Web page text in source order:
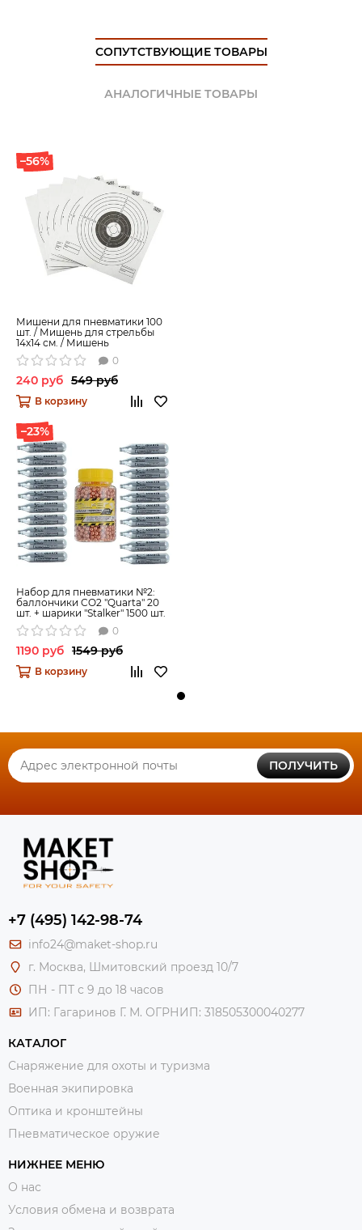
пенал для чистки. Мы предлагаем доставку товара не
только по РФ, но и в Казахстан и Беларусь. Узнать более
интересующие Вас вопросы или заказать продукцию
СОПУТСТВУЮЩИЕ ТОВАРЫ
АНАЛОГИЧНЫЕ ТОВАРЫ
–56%
Мишени для пневматики 100
шт. / Мишень для стрельбы
14x14 см. / Мишень
пристрелочная
0
240 руб 549 руб
В корзину
–23%
Набор для пневматики №2:
баллончики CO2 "Quarta" 20
шт. + шарики "Stalker" 1500 шт.
0
1190 руб 1549 руб
В корзину
ПОЛУЧИТЬ
+7 (495) 142-98-74
info24@maket-shop.ru
г. Москва, Шмитовский проезд 10/7
ПН - ПТ с 9 до 18 часов
ИП: Гагаринов Г. М. ОГРНИП: 318505300040277
КАТАЛОГ
Снаряжение для охоты и туризма
Военная экипировка
Оптика и кронштейны
Пневматическое оружие
НИЖНЕЕ МЕНЮ
О нас
Условия обмена и возврата